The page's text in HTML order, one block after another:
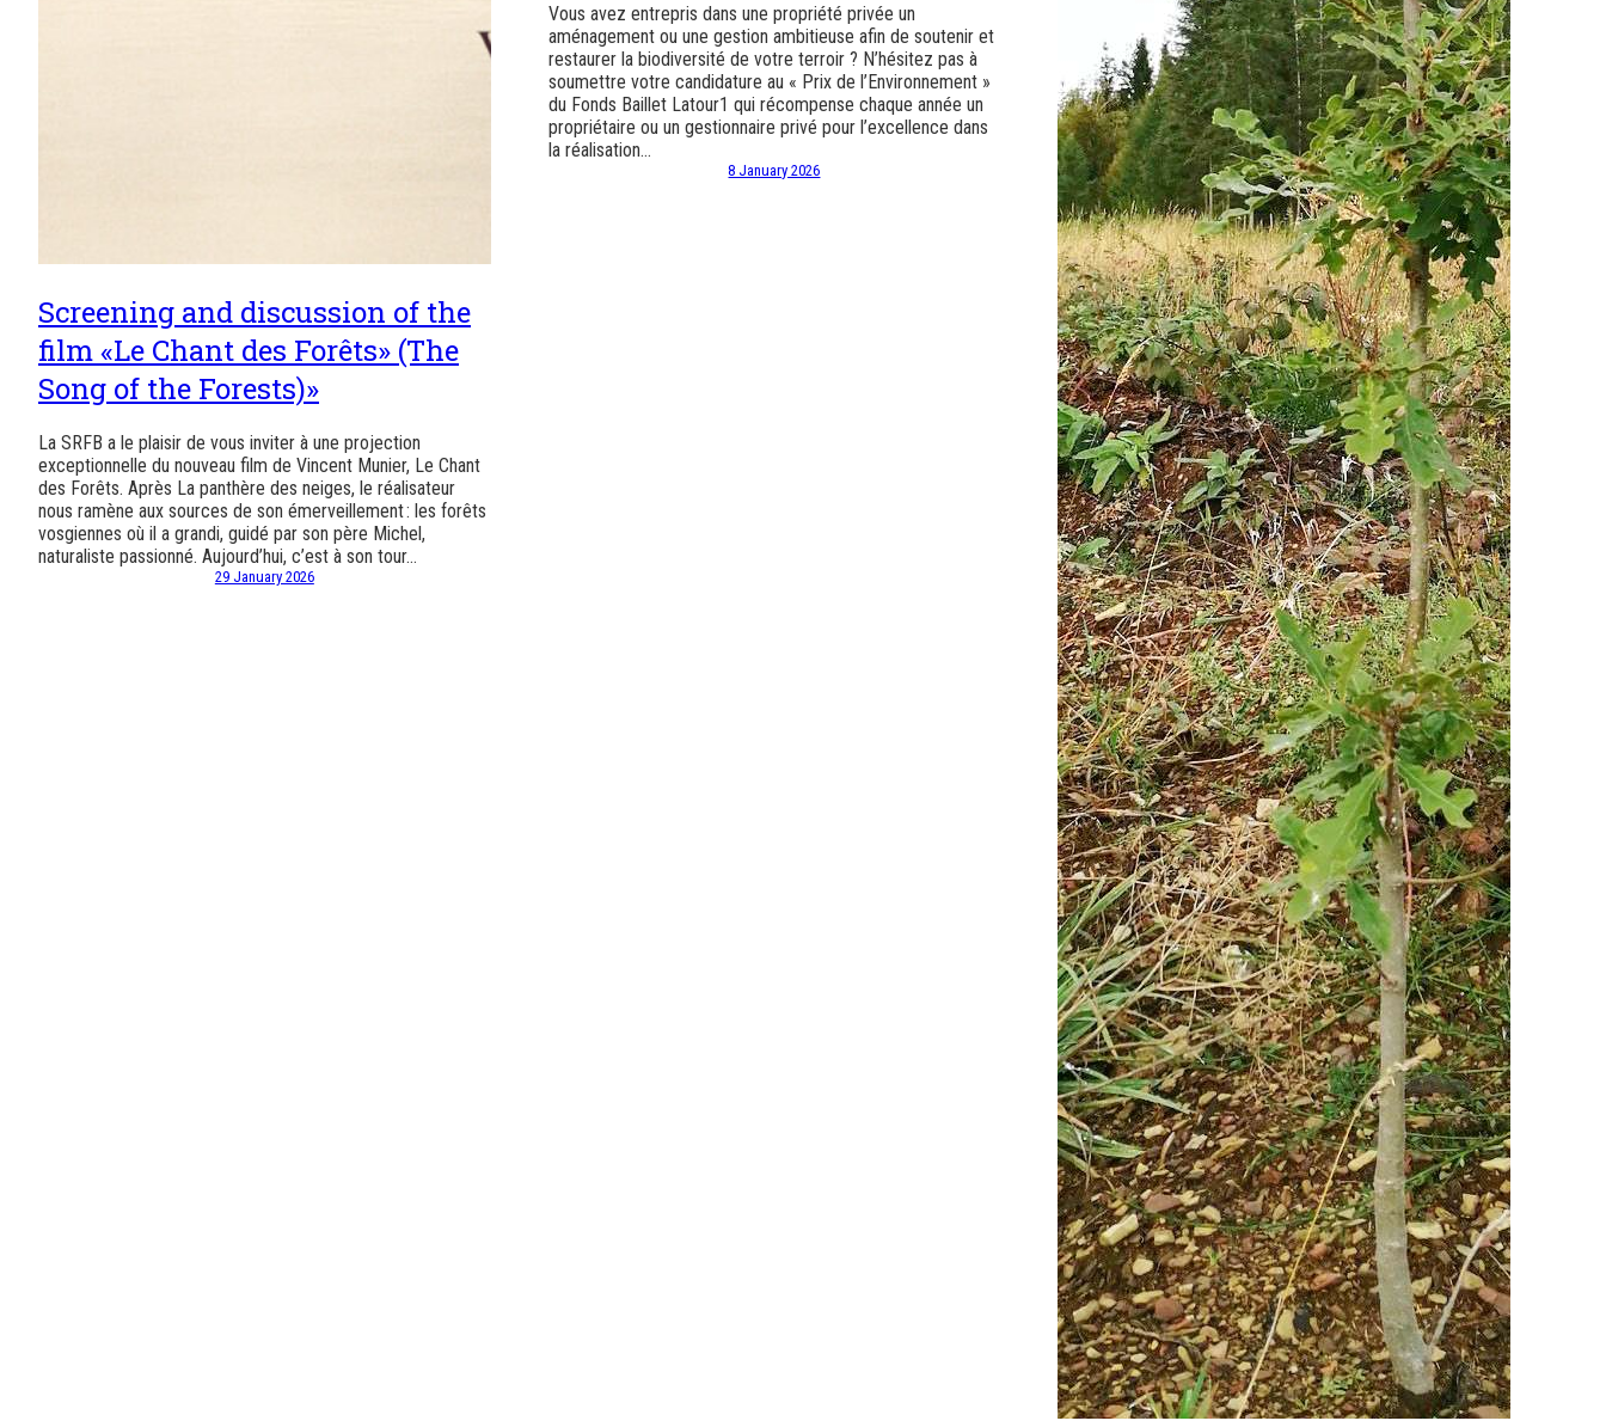
Screening and discussion of the
film «Le Chant des Forêts» (The
Song of the Forests)»
La SRFB a le plaisir de vous inviter à une projection
exceptionnelle du nouveau film de Vincent Munier, Le Chant
des Forêts. Après La panthère des neiges, le réalisateur
nous ramène aux sources de son émerveillement : les forêts
vosgiennes où il a grandi, guidé par son père Michel,
naturaliste passionné. Aujourd’hui, c’est à son tour…
29 January 2026
Vous avez entrepris dans une propriété privée un
aménagement ou une gestion ambitieuse afin de soutenir et
restaurer la biodiversité de votre terroir ? N’hésitez pas à
soumettre votre candidature au « Prix de l’Environnement »
du Fonds Baillet Latour1 qui récompense chaque année un
propriétaire ou un gestionnaire privé pour l’excellence dans
la réalisation…
8 January 2026